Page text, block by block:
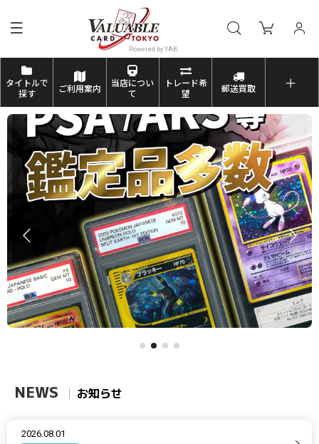
タイトルで
探す
ご利用案内
当店につい
て
トレード希
望
郵送買取
お知らせ
2026.08.01